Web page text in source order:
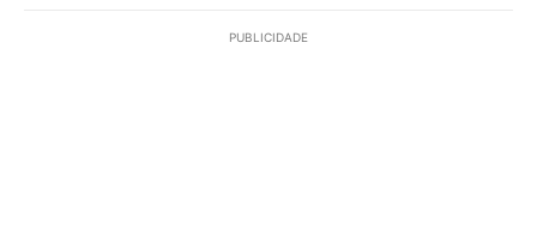
PUBLICIDADE